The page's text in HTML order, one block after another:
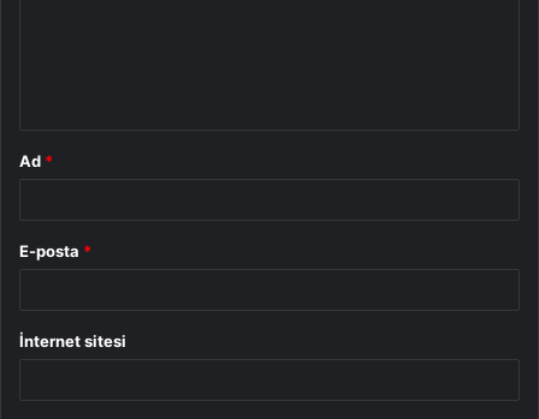
Ad *
E-posta *
İnternet sitesi